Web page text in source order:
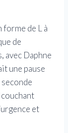
de L à
de
avec Daphne
une pause
et